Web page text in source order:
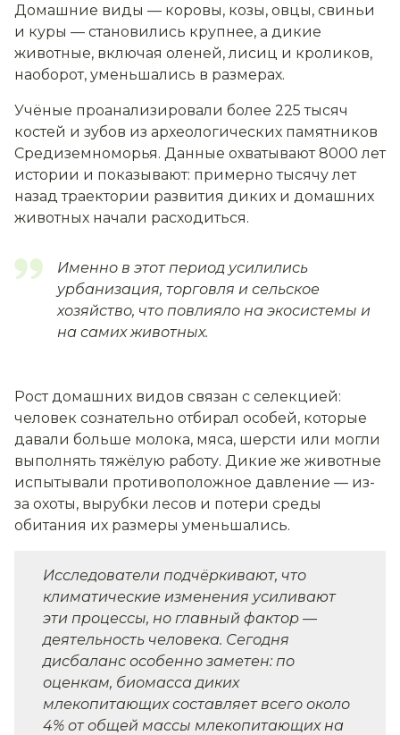
Домашние виды — коровы, козы, овцы, свиньи
и куры — становились крупнее, а дикие
животные, включая оленей, лисиц и кроликов,
наоборот, уменьшались в размерах.
Учёные проанализировали более 225 тысяч
костей и зубов из археологических памятников
Средиземноморья. Данные охватывают 8000 лет
истории и показывают: примерно тысячу лет
назад траектории развития диких и домашних
животных начали расходиться.
Именно в этот период усилились
урбанизация, торговля и сельское
хозяйство, что повлияло на экосистемы и
на самих животных.
Рост домашних видов связан с селекцией:
человек сознательно отбирал особей, которые
давали больше молока, мяса, шерсти или могли
выполнять тяжёлую работу. Дикие же животные
испытывали противоположное давление — из-
за охоты, вырубки лесов и потери среды
обитания их размеры уменьшались.
Исследователи подчёркивают, что
климатические изменения усиливают
эти процессы, но главный фактор —
деятельность человека. Сегодня
дисбаланс особенно заметен: по
оценкам, биомасса диких
млекопитающих составляет всего около
4% от общей массы млекопитающих на